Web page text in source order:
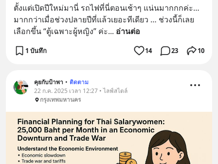
ตั้งแต่เปิดปีใหม่มานี่ รถไฟที่นี่ตอนเช้าๆ แน่นมากกกค่ะ…
มากกว่าเมื่อช่วงปลายปีที่แล้วเยอะทีเดียว … ช่วงนี้ก็เลย
เลือกขึ้น “ตู้เฉพาะผู้หญิง” ค่ะ... อ่านต่อ
1 บันทึก 14 23 10
คุยกับป้าพา • ติดตาม
22 ก.ค. 2025 เวลา 12:27 • ไลฟ์สไตล์
กรุงเทพมหานคร